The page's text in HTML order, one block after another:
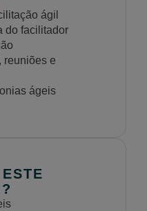
ágil
do facilitador
reuniões e
ágeis